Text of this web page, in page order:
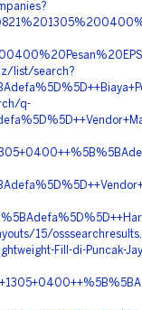
list/search?
q-
15/
Fill-di-Puncak-